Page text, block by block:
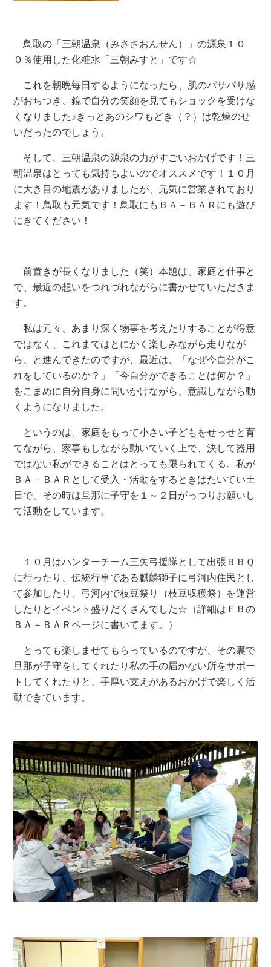
鳥取の「三朝温泉（みささおんせん）」の源泉１０
０％使用した化粧水「三朝みすと」です☆
これを朝晩毎日するようになったら、肌のパサパサ感
がおちつき、鏡で自分の笑顔を見てもショックを受けな
くなりました♪きっとあのシワもどき（？）は乾燥のせ
いだったのでしょう。
そして、三朝温泉の源泉の力がすごいおかげです！三
朝温泉はとっても気持ちよいのでオススメです！１０月
に大き目の地震がありましたが、元気に営業されており
ます！鳥取も元気です！鳥取にもＢＡ－ＢＡＲにも遊び
にきてください！
前置きが長くなりました（笑）本題は、家庭と仕事と
で、最近の想いをつれづれながらに書かせていただきま
す。
私は元々、あまり深く物事を考えたりすることが得意
ではなく、これまではとにかく楽しみながら走りなが
ら、と進んできたのですが、最近は、「なぜ今自分がこ
れをしているのか？」「今自分ができることは何か？」
をこまめに自分自身に問いかけながら、意識しながら動
くようになりました。
というのは、家庭をもって小さい子どもをせっせと育
てながら、家事もしながら動いていく上で、決して器用
ではない私ができることはとっても限られてくる。私が
ＢＡ－ＢＡＲとして受入・活動をするときはたいてい土
日で、その時は旦那に子守を１～２日がっつりお願いし
て活動をしています。
１０月はハンターチーム三矢弓援隊として出張ＢＢＱ
に行ったり、伝統行事である麒麟獅子に弓河内住民とし
て参加したり、弓河内で枝豆祭り（枝豆収穫祭）を運営
したりとイベント盛りだくさんでした☆（詳細はＦＢの
ＢＡ－ＢＡＲページに書いてます。）
とっても楽しませてもらっているのですが、その裏で
旦那が子守をしてくれたり私の手の届かない所をサポー
トしてくれたりと、手厚い支えがあるおかげで楽しく活
動できています。